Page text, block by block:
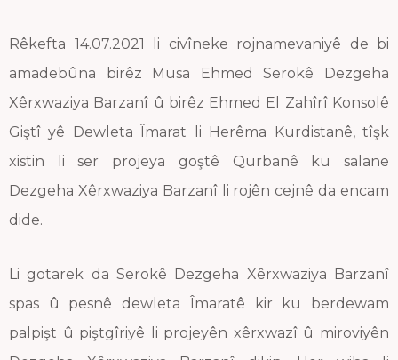
Rêkefta 14.07.2021 li civîneke rojnamevaniyê de bi
amadebûna birêz Musa Ehmed Serokê Dezgeha
Xêrxwaziya Barzanî û birêz Ehmed El Zahîrî Konsolê
Giştî yê Dewleta Îmarat li Herêma Kurdistanê, tîşk
xistin li ser projeya goştê Qurbanê ku salane
Dezgeha Xêrxwaziya Barzanî li rojên cejnê da encam
dide.
Li gotarek da Serokê Dezgeha Xêrxwaziya Barzanî
spas û pesnê dewleta Îmaratê kir ku berdewam
palpişt û piştgîriyê li projeyên xêrxwazî û miroviyên